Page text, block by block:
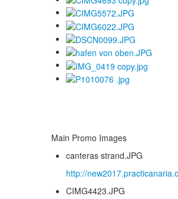
Main Promo Images
canteras strand.JPG
http://
CIMG4423.JPG